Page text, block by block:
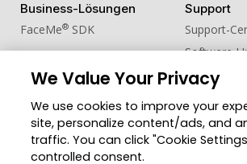
Business-Lösungen
FaceMe® SDK
Support
Support-
Software-
Lernen +
Community
Mitgliederbereich
Blog
Region
We Value Your Privacy
We use cookies to improve your
site, personalize content/ads, and
traffic. You can click "Cookie
controlled consent.